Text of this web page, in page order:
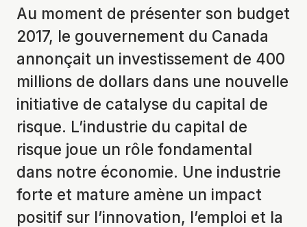
Au moment de présenter son budget
2017, le gouvernement du Canada
annonçait un investissement de 400
millions de dollars dans une nouvelle
initiative de catalyse du capital de
risque. L’industrie du capital de
risque joue un rôle fondamental
dans notre économie. Une industrie
forte et mature amène un impact
positif sur l’innovation, l’emploi et la